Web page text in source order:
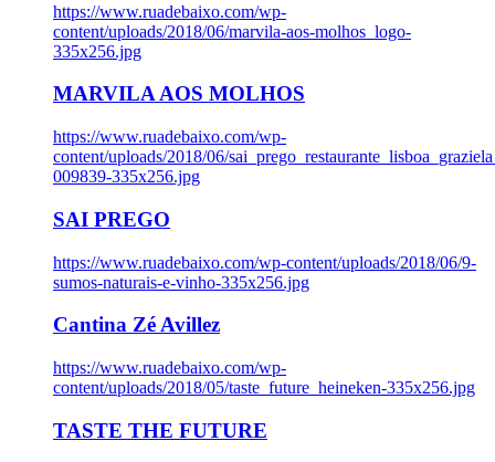
https://www.ruadebaixo.com/wp-
content/uploads/2018/06/marvila-aos-molhos_logo-
335x256.jpg
MARVILA AOS MOLHOS
https://www.ruadebaixo.com/wp-
content/uploads/2018/06/
009839-335x256.jpg
SAI PREGO
https://www.ruadebaixo.com/wp-content/uploads/2018/06/9-
sumos-naturais-e-vinho-335x256.jpg
Cantina Zé Avillez
https://www.ruadebaixo.com/wp-
content/uploads/2018/05/taste_future_heineken-335x256.jpg
TASTE THE FUTURE